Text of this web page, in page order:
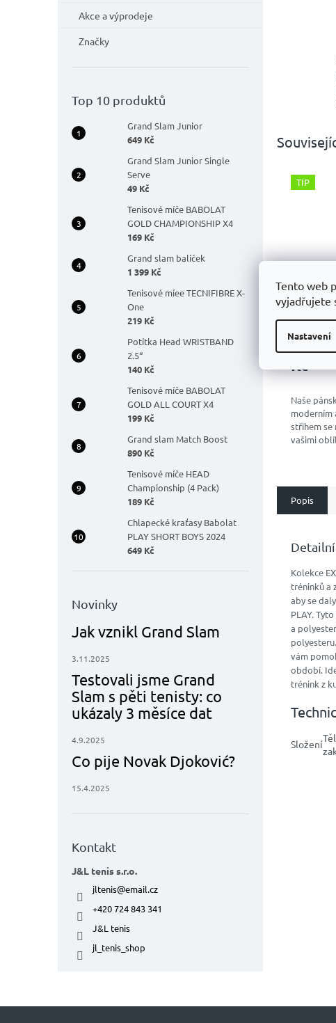
Tento web
vyjadřujete
Nastavení
Akce a výprodeje
Značky
Top 10 produktů
Grand Slam Junior
649 Kč
Grand Slam Junior Single
Serve
49 Kč
Tenisové míče BABOLAT
GOLD CHAMPIONSHIP X4
169 Kč
Grand slam balíček
1 399 Kč
Tenisové míee TECNIFIBRE X-
One
219 Kč
Potítka Head WRISTBAND
2.5“
140 Kč
Tenisové míče BABOLAT
GOLD ALL COURT X4
199 Kč
Grand slam Match Boost
890 Kč
Tenisové míče HEAD
Championship (4 Pack)
189 Kč
Chlapecké kraťasy Babolat
PLAY SHORT BOYS 2024
649 Kč
Novinky
Jak vznikl Grand Slam
3.11.2025
Testovali jsme Grand
Slam s pěti tenisty: co
ukázaly 3 měsíce dat
4.9.2025
Co pije Novak Djoković?
15.4.2025
Kontakt
J&L tenis s.r.o.
jltenis@email.cz
+420 724 843 341
J&L tenis
jl_tenis_shop
TIP
Pánské
PLAY
1 590
Kč
Naše
moderním
střihem se
vašimi
Popis
Kolekce
tréninků a
aby se
PLAY.
a
vám
období.
trénink z
Složení